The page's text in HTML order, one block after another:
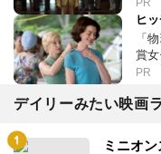
PR
ヒ
「
賞
PR
デイリーみたい映画
ミニオ